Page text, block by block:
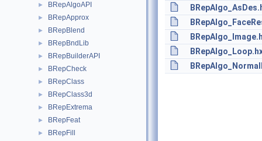
► BRepAlgoAPI
► BRepApprox
► BRepBlend
► BRepBndLib
► BRepBuilderAPI
► BRepCheck
► BRepClass
► BRepClass3d
► BRepExtrema
► BRepFeat
► BRepFill